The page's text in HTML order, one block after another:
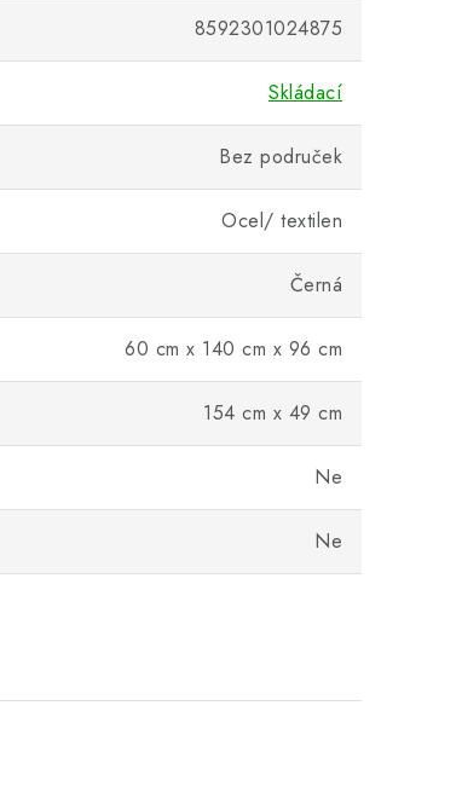
8592301024875
Skládací
Bez područek
Ocel/ textilen
Černá
60 cm x 140 cm x 96 cm
154 cm x 49 cm
Ne
Ne